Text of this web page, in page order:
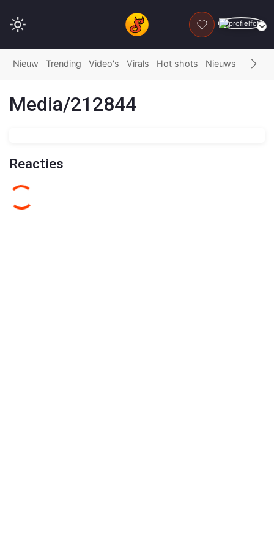
DONEER
Nieuw Trending Video's Virals Hot shots Nieuws Fails
Media/212844
Reacties